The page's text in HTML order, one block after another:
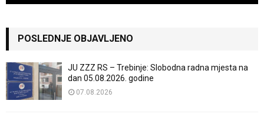
POSLEDNJE OBJAVLJENO
JU ZZZ RS – Trebinje: Slobodna radna mjesta na
dan 05.08.2026. godine
07.08.2026